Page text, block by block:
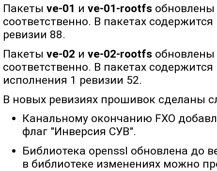
Пакетыve-01 иve-01-rootfs
соответственно. В пакетах
ревизии 88.
Пакетыve-02 иve-02-rootfs
соответственно. В пакетах
исполнения 1 ревизии 52.
В новых ревизиях прошивок сделаны
Канальному окончанию FXO
флаг "Инверсия СУВ".
Библиотека openssl обновлена до
в библиотеке изменениях можно